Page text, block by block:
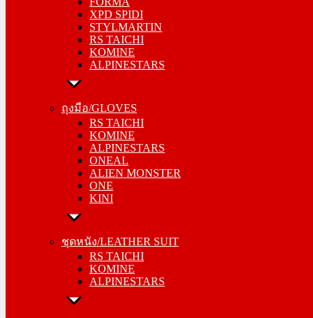
XPD SPIDI
STYLMARTIN
RS TAICHI
KOMINE
ALPINESTARS
ถุงมือ/GLOVES
RS TAICHI
KOMINE
ALPINESTARS
ONEAL
ALIEN MONSTER
ONE
KINI
ชุดหนัง/LEATHER SUIT
RS TAICHI
KOMINE
ALPINESTARS
RS TAICHI
KOMINE
ALPINESTARS
ถุงมือ/GLOVES
KOMINE
ALPINESTARS
ONEAL
ALIEN MONSTER
ONE
KINI
ชุดหนัง/LEATHER SUIT
KOMINE
ALPINESTARS
ชุดวิบาก/JERSEY&PANTS